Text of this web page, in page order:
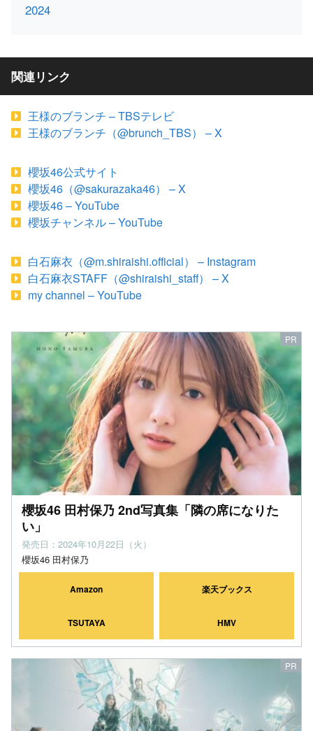
2024
関連リンク
王様のブランチ – TBSテレビ
王様のブランチ（@brunch_TBS） – X
櫻坂46公式サイト
櫻坂46（@sakurazaka46） – X
櫻坂46 – YouTube
櫻坂チャンネル – YouTube
白石麻衣（@m.shiraishi.official） – Instagram
白石麻衣STAFF（@shiraishi_staff） – X
my channel – YouTube
櫻坂46 田村保乃 2nd写真集「隣の席になりた
い」
発売日：2024年10月22日（火）
櫻坂46 田村保乃
Amazon 楽天ブックス
TSUTAYA HMV